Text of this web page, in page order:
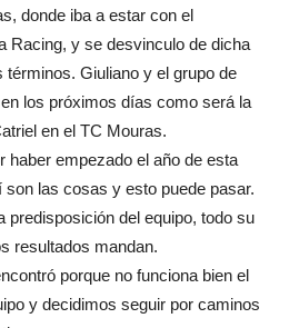
donde iba a estar con el
Racing, y se desvinculo de dicha
Giuliano y el grupo de
los próximos días como será la
en el TC Mouras.
haber empezado el año de esta
las cosas y esto puede pasar.
predisposición del equipo, todo su
resultados mandan.
porque no funciona bien el
y decidimos seguir por caminos